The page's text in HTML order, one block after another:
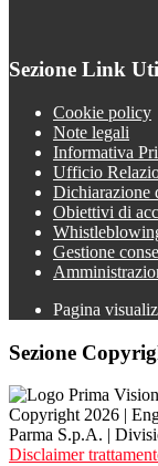
Sezione Link
Cookie policy
Note legali
Informativa
Ufficio
Dichiarazione
Obiettivi di
Gestione
Pagina
Sezione
Copyright 2026 |
Parma S.p.A. |
Disclaimer